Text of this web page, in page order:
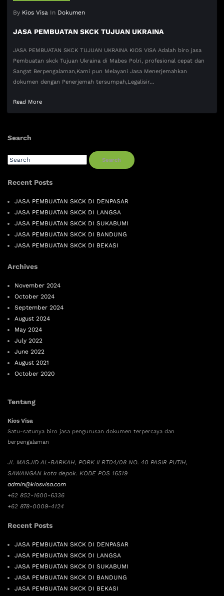
By Kios Visa In Dokumen
JASA PEMBUATAN SKCK TUJUAN UKRAINA
JASA PEMBUATAN SKCK TUJUAN UKRAINA KIOS VISA Adalah biro jasa
Pembuatan skck Tujuan Ukraina di Mabes Polri, profesional cepat dan
Sangat Berpengalaman,Kami pun Melayani Jasa Menerjemahkan
dokumen dengan Penerjemah tersumpah,Legalisir…
Read More
Search
Search
Recent Posts
JASA PEMBUATAN SKCK DI DENPASAR
JASA PEMBUATAN SKCK DI LANGSA
JASA PEMBUATAN SKCK DI SUKABUMI
JASA PEMBUATAN SKCK DI BANDUNG
JASA PEMBUATAN SKCK DI BEKASI
Archives
November 2024
October 2024
September 2024
August 2024
May 2024
July 2022
June 2022
August 2021
October 2020
Tentang
Kios Visa
Satu-satunya biro jasa pengurusan dokumen terpercaya dan
berpengalaman
Jl. MASJID AL-BARKAH, PORK II RT04/08 NO. 40 PASIR PUTIH,
SAWANGAN kota depok. KODE POS 16519
admin@kiosvisa.com
+62 852-1600-6336
+62 878-0009-4124
Recent Posts
JASA PEMBUATAN SKCK DI DENPASAR
JASA PEMBUATAN SKCK DI LANGSA
JASA PEMBUATAN SKCK DI SUKABUMI
JASA PEMBUATAN SKCK DI BANDUNG
JASA PEMBUATAN SKCK DI BEKASI